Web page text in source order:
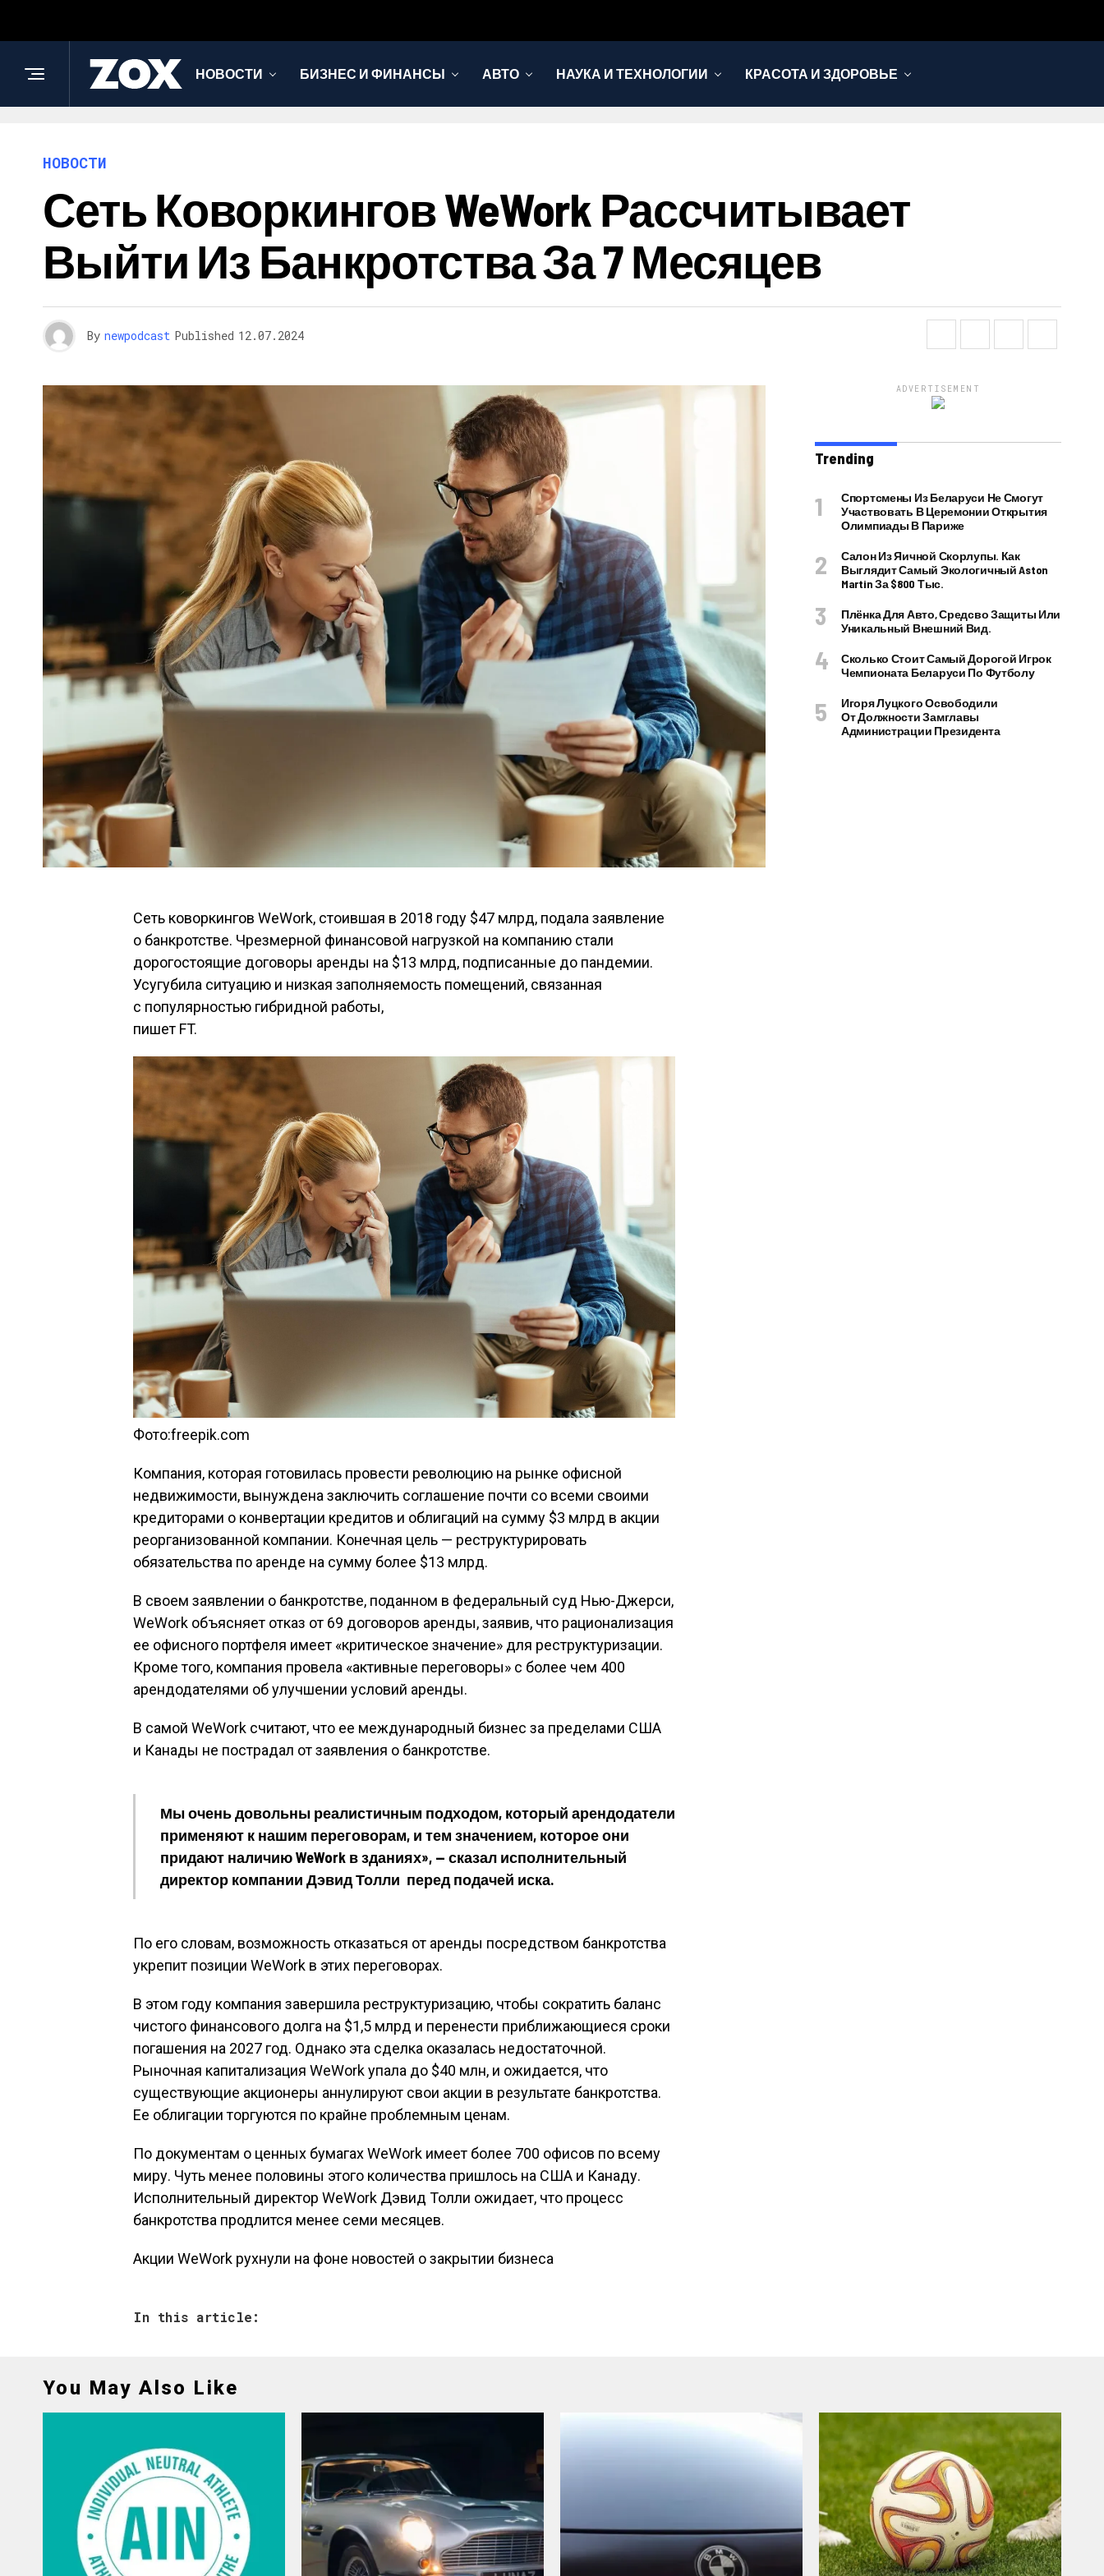
НОВОСТИ БИЗНЕС И ФИНАНСЫ АВТО НАУКА И ТЕХНОЛОГИИ КРАСОТА И ЗДОРОВЬЕ
НОВОСТИ
Сеть Коворкингов WeWork Рассчитывает
Выйти Из Банкротства За 7 Месяцев
By newpodcast Published 12.07.2024
Сеть коворкингов WeWork, стоившая в 2018 году $47 млрд, подала заявление
о банкротстве. Чрезмерной финансовой нагрузкой на компанию стали
дорогостоящие договоры аренды на $13 млрд, подписанные до пандемии.
Усугубила ситуацию и низкая заполняемость помещений, связанная
с популярностью гибридной работы,
пишет FT.
Фото:freepik.com
Компания, которая готовилась провести революцию на рынке офисной
недвижимости, вынуждена заключить соглашение почти со всеми своими
кредиторами о конвертации кредитов и облигаций на сумму $3 млрд в акции
реорганизованной компании. Конечная цель — реструктурировать
обязательства по аренде на сумму более $13 млрд.
В своем заявлении о банкротстве, поданном в федеральный суд Нью-Джерси,
WeWork объясняет отказ от 69 договоров аренды, заявив, что рационализация
ее офисного портфеля имеет «критическое значение» для реструктуризации.
Кроме того, компания провела «активные переговоры» с более чем 400
арендодателями об улучшении условий аренды.
В самой WeWork считают, что ее международный бизнес за пределами США
и Канады не пострадал от заявления о банкротстве.
Мы очень довольны реалистичным подходом, который арендодатели
применяют к нашим переговорам, и тем значением, которое они
придают наличию WeWork в зданиях», — сказал исполнительный
директор компании Дэвид Толли перед подачей иска.
По его словам, возможность отказаться от аренды посредством банкротства
укрепит позиции WeWork в этих переговорах.
В этом году компания завершила реструктуризацию, чтобы сократить баланс
чистого финансового долга на $1,5 млрд и перенести приближающиеся сроки
погашения на 2027 год. Однако эта сделка оказалась недостаточной.
Рыночная капитализация WeWork упала до $40 млн, и ожидается, что
существующие акционеры аннулируют свои акции в результате банкротства.
Ее облигации торгуются по крайне проблемным ценам.
По документам о ценных бумагах WeWork имеет более 700 офисов по всему
миру. Чуть менее половины этого количества пришлось на США и Канаду.
Исполнительный директор WeWork Дэвид Толли ожидает, что процесс
банкротства продлится менее семи месяцев.
Акции WeWork рухнули на фоне новостей о закрытии бизнеса
In this article:
ADVERTISEMENT
Trending
Спортсмены Из Беларуси Не Смогут
Участвовать В Церемонии Открытия
Олимпиады В Париже
Салон Из Яичной Скорлупы. Как
Выглядит Самый Экологичный Aston
Martin За $800 Тыс.
Плёнка Для Авто, Средсво Защиты Или
Уникальный Внешний Вид.
Сколько Стоит Самый Дорогой Игрок
Чемпионата Беларуси По Футболу
Игоря Луцкого Освободили
От Должности Замглавы
Администрации Президента
You May Also Like